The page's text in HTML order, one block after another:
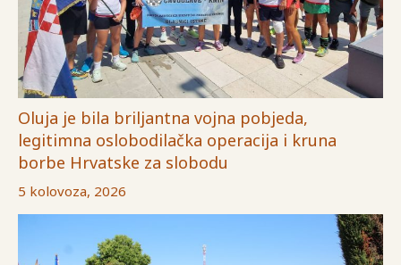
Oluja je bila briljantna vojna pobjeda,
legitimna oslobodilačka operacija i kruna
borbe Hrvatske za slobodu
5 kolovoza, 2026